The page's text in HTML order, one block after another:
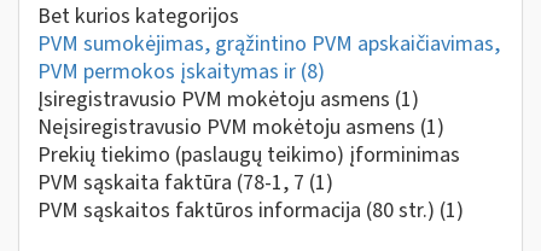
Bet kurios kategorijos
PVM sumokėjimas, grąžintino PVM apskaičiavimas,
PVM permokos įskaitymas ir (8)
Įsiregistravusio PVM mokėtoju asmens (1)
Neįsiregistravusio PVM mokėtoju asmens (1)
Prekių tiekimo (paslaugų teikimo) įforminimas
PVM sąskaita faktūra (78-1, 7 (1)
PVM sąskaitos faktūros informacija (80 str.) (1)